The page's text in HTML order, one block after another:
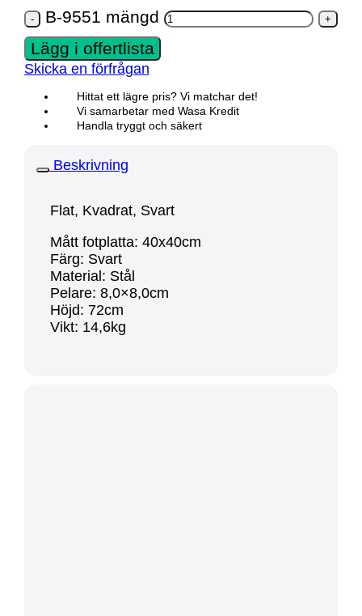
B-9551 mängd
Lägg i offertlista
Skicka en förfrågan
Hittat ett lägre pris? Vi matchar det!
Vi samarbetar med Wasa Kredit
Handla tryggt och säkert
Beskrivning
Flat, Kvadrat, Svart
Mått fotplatta: 40x40cm
Färg: Svart
Material: Stål
Pelare: 8,0×8,0cm
Höjd: 72cm
Vikt: 14,6kg